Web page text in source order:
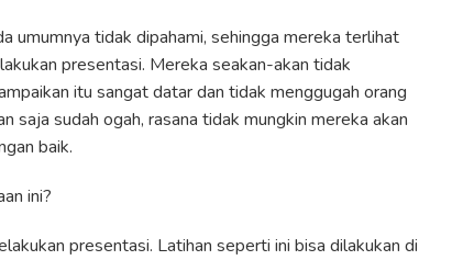
umumnya tidak dipahami, sehingga mereka terlihat
presentasi. Mereka seakan-akan tidak
itu sangat datar dan tidak menggugah orang
saja sudah ogah, rasana tidak mungkin mereka akan
baik.
ini?
presentasi. Latihan seperti ini bisa dilakukan di